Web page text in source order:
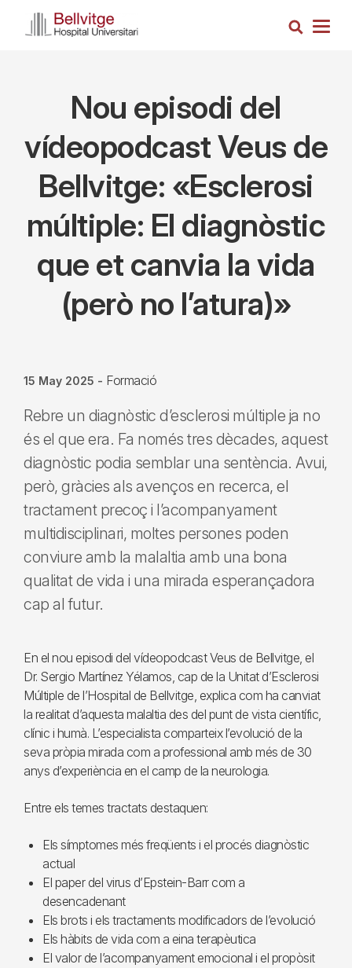
Search
Nou episodi del
vídeopodcast Veus de
Bellvitge: «Esclerosi
múltiple: El diagnòstic
que et canvia la vida
(però no l’atura)»
15 May 2025 - Formació
Rebre un diagnòstic d’esclerosi múltiple ja no
és el que era. Fa només tres dècades, aquest
diagnòstic podia semblar una sentència. Avui,
però, gràcies als avenços en recerca, el
tractament precoç i l’acompanyament
multidisciplinari, moltes persones poden
conviure amb la malaltia amb una bona
qualitat de vida i una mirada esperançadora
cap al futur.
En el nou episodi del vídeopodcast Veus de Bellvitge, el
Dr. Sergio Martínez Yélamos, cap de la Unitat d’Esclerosi
Múltiple de l’Hospital de Bellvitge, explica com ha canviat
la realitat d’aquesta malaltia des del punt de vista científic,
clínic i humà. L’especialista comparteix l’evolució de la
seva pròpia mirada com a professional amb més de 30
anys d’experiència en el camp de la neurologia.
Entre els temes tractats destaquen:
Els símptomes més freqüents i el procés diagnòstic
actual
El paper del virus d’Epstein-Barr com a
desencadenant
Els brots i els tractaments modificadors de l’evolució
Els hàbits de vida com a eina terapèutica
El valor de l’acompanyament emocional i el propòsit